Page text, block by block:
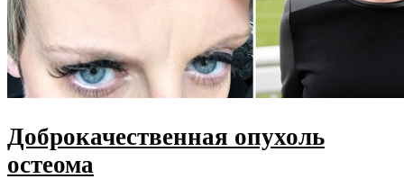
Доброкачественная опухоль
остеома